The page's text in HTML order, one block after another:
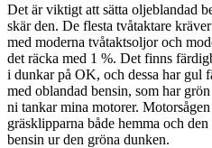
Det är viktigt att sätta oljeblandad
skär den. De flesta tvåtaktare
med moderna tvåtaktsoljor och
det räcka med 1 %. Det finns
i dunkar på OK, och dessa har gul
med oblandad bensin, som har
ni tankar mina motorer.
gräsklipparna både hemma och
bensin ur den gröna dunken.